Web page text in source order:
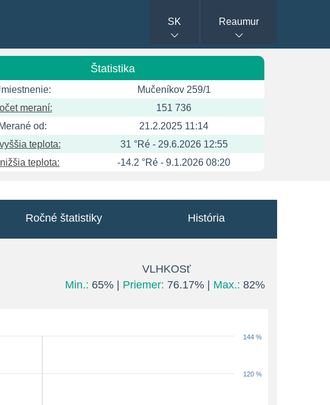
SK Reaumur
Štatistika
Mučeníkov 259/1
meraní:
151 736
Merané od:
21.2.2025 11:14
teplota:
31 °Ré - 29.6.2026 12:55
teplota:
-14.2 °Ré - 9.1.2026 08:20
Ročné štatistiky História
VLHKOSť
Min.: 65% | Priemer: 76.17% | Max.: 82%
120 %
144 %